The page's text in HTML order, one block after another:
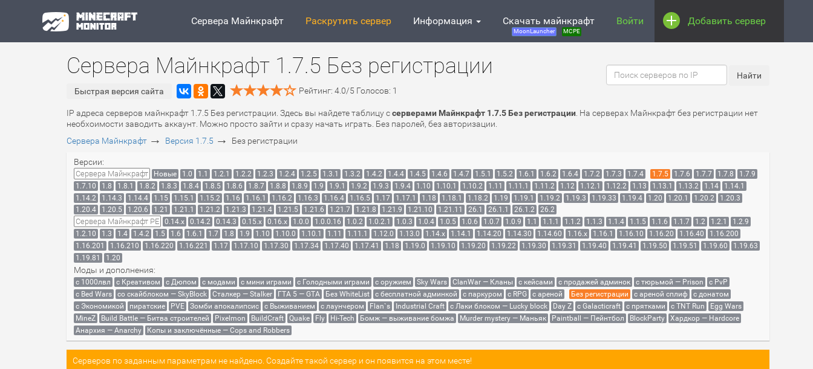
Сервера Майнкрафт Раскрутить сервер Информация Скачать майнкрафт
MoonLauncher MCPE
Войти Добавить сервер
Сервера Майнкрафт 1.7.5 Без регистрации
Быстрая версия сайта Рейтинг: 4.0/5 Голосов: 1
IP адреса серверов майнкрафт 1.7.5 Без регистрации. Здесь вы найдете таблицу ссерверами Майнкрафт 1.7.5 Без регистрации . На серверах Майнкрафт без регистрации нет
необхоимости заводить аккаунт. Можно просто зайти и сразу начать играть. Без паролей, без авторизации.
Сервера Майнкрафт → Версия 1.7.5 → Без регистрации
Версии:
Сервера Майнкрафт Новые 1.0 1.1 1.2.1 1.2.2 1.2.3 1.2.4 1.2.5 1.3.1 1.3.2 1.4.2 1.4.4 1.4.5 1.4.6 1.4.7 1.5.1 1.5.2 1.6.1 1.6.2 1.6.4 1.7.2 1.7.3 1.7.4 1.7.5 1.7.6 1.7.7 1.7.8
1.7.9
1.7.10
1.8 1.8.1 1.8.2 1.8.3 1.8.4 1.8.5 1.8.6 1.8.7 1.8.8 1.8.9 1.9 1.9.1 1.9.2 1.9.3 1.9.4 1.10 1.10.1 1.10.2 1.11 1.11.1 1.11.2 1.12 1.12.1 1.12.2 1.13 1.13.1 1.13.2 1.14
1.14.1
1.14.2
1.14.3 1.14.4 1.15 1.15.1 1.15.2 1.16 1.16.1 1.16.2 1.16.3 1.16.4 1.16.5 1.17 1.17.1 1.18 1.18.1 1.18.2 1.19 1.19.1 1.19.2 1.19.3 1.19.33 1.19.4 1.20 1.20.1 1.20.2
1.20.3
1.20.4
1.20.5 1.20.6 1.21 1.21.1 1.21.2 1.21.3 1.21.4 1.21.5 1.21.6 1.21.7 1.21.8 1.21.9 1.21.10 1.21.11 26.1 26.1.1 26.1.2 26.2
Сервера Майнкрафт PE 0.14.x 0.14.2 0.14.3 0.15.x 0.16.x 1.0.0 1.0.0.16 1.0.2 1.0.2.1 1.0.3 1.0.4 1.0.5 1.0.6 1.0.7 1.0.9 1.1 1.1.1 1.1.2 1.1.3 1.1.4 1.1.5 1.1.6 1.1.7 1.2 1.2.1
1.2.9
1.2.10
1.3 1.4 1.4.2 1.5 1.6 1.6.1 1.7 1.8 1.9 1.10 1.10.0 1.10.1 1.11 1.11.1 1.12.0 1.13.0 1.14.x 1.14.1 1.14.20 1.14.30 1.14.60 1.16.x 1.16.1 1.16.10 1.16.20 1.16.40
1.16.200
1.16.201
1.16.210 1.16.220 1.16.221 1.17 1.17.10 1.17.30 1.17.34 1.17.40 1.17.41 1.18 1.19.0 1.19.10 1.19.20 1.19.22 1.19.30 1.19.31 1.19.40 1.19.41 1.19.50 1.19.51 1.19.60
1.19.63
1.19.81
1.20
Моды и дополнения:
с 1000лвл c Креативом с Дюпом с модами с мини играми с Голодными играми с оружием Sky Wars ClanWar — Кланы с кейсами с продажей админок с тюрьмой — Prison
с PvP
с Bed Wars
со скайблоком — SkyBlock Сталкер — Stalker ГТА 5 — GTA Без WhiteList с бесплатной админкой с паркуром с RPG с ареной Без регистрации с ареной сплиф
с донатом
с Экономикой
пиратские PVE Зомби апокалипсис с Выживанием с лаунчером Flan`s Industrial Craft с Лаки блоком — Lucky block Day Z с Galacticraft с прятками с TNT Run
Egg Wars
MineZ
Build Battle — Битва строителей Pixelmon BuildCraft Quake Fly Hi-Tech Бомж — выживание бомжа Murder mystery — Маньяк Paintball — Пейнтбол BlockParty
Хардкор — Hardcore
Анархия — Anarchy
Копы и заключённые — Cops and Robbers
Серверов по заданным параметрам не найдено. Создайте такой сервер и он появится на этом месте!